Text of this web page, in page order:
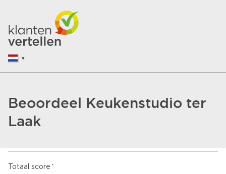
Beoordeel Keukenstudio ter
Laak
Totaal score